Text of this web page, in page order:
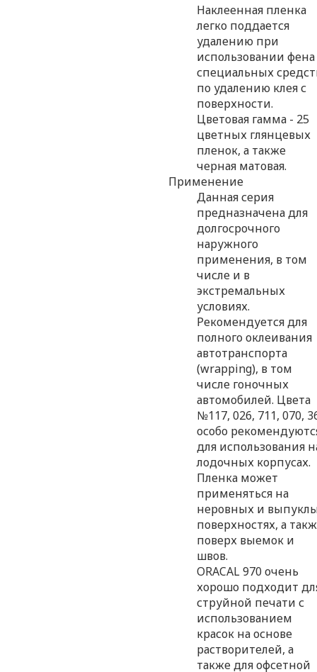
Наклеенная пленка
легко поддается
удалению при
использовании
специальных
по удалению клея с
поверхности.
Цветовая гамма - 25
цветных глянцевых
пленок, а также
черная матовая.
Применение
Данная серия
предназначена для
долгосрочного
наружного
применения, в том
числе и в
экстремальных
условиях.
Рекомендуется для
полного оклеивания
автотранспорта
(wrapping), в том
числе гоночных
автомобилей. Цвета
№117, 026, 711, 070,
особо
для использования
лодочных корпусах.
Пленка может
применяться на
неровных и
поверхностях, а
поверх выемок и
швов.
ORACAL 970 очень
хорошо подходит
струйной печати с
использованием
красок на основе
растворителей, а
также для офсетной